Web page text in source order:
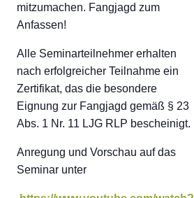
mitzumachen. Fangjagd zum
Anfassen!
Alle Seminarteilnehmer erhalten
nach erfolgreicher Teilnahme ein
Zertifikat, das die besondere
Eignung zur Fangjagd gemäß § 23
Abs. 1 Nr. 11 LJG RLP bescheinigt.
Anregung und Vorschau auf das
Seminar unter